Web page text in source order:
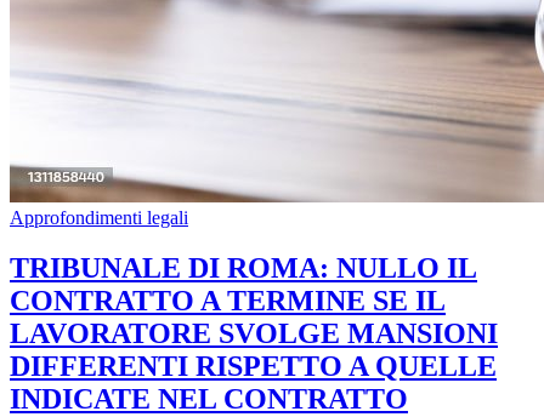
Approfondimenti legali
TRIBUNALE DI ROMA: NULLO IL
CONTRATTO A TERMINE SE IL
LAVORATORE SVOLGE MANSIONI
DIFFERENTI RISPETTO A QUELLE
INDICATE NEL CONTRATTO